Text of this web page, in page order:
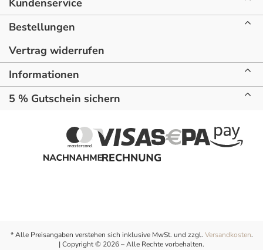
Bestellungen
Vertrag widerrufen
Informationen
5 % Gutschein sichern
* Alle Preisangaben verstehen sich inklusive MwSt. und zzgl. Versandkosten.
| Copyright © 2026 – Alle Rechte vorbehalten.